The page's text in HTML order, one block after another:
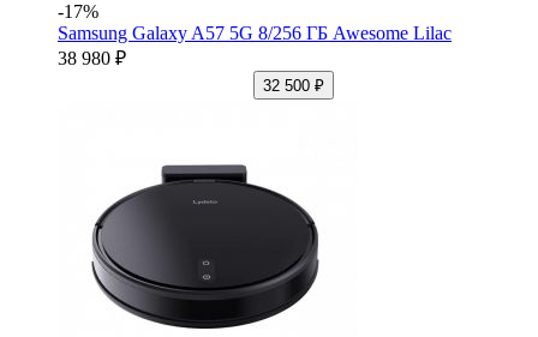
-17%
Samsung Galaxy A57 5G 8/256 ГБ Awesome Lilac
38 980 ₽
32 500 ₽